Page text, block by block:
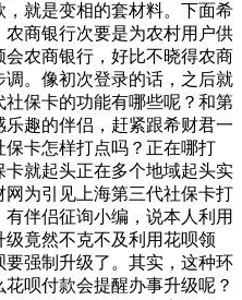
就是变相的套材料。下面希
商银行次要是为农村用户供
农商银行，好比不晓得农商
。像初次登录的话，之后就
保卡的功能有哪些呢？和第
趣的伴侣，赶紧跟希财君一
卡怎样打点吗？正在哪打
卡就起头正在多个地域起头实
为引见上海第三代社保卡打
伴侣征询小编，说本人利用
竟然不克不及利用花呗领
强制升级了。其实，这种环
呗付款会提醒办事升级呢？